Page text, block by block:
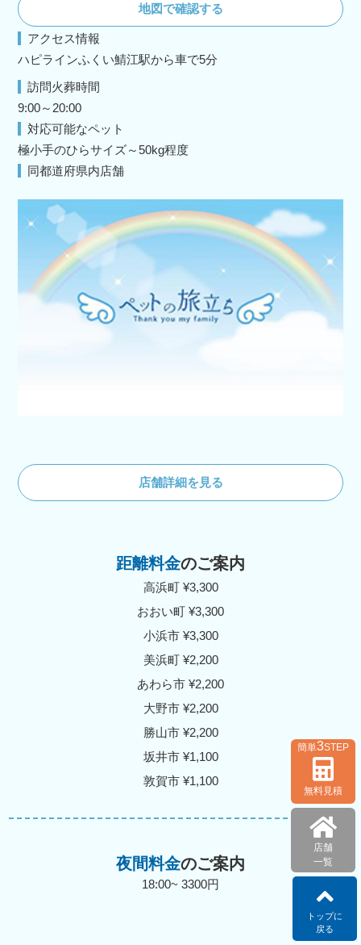
地図で確認する
アクセス情報
ハピラインふくい鯖江駅から車で5分
訪問火葬時間
9:00～20:00
対応可能なペット
極小手のひらサイズ～50kg程度
同都道府県内店舗
店舗詳細を見る
距離料金のご案内
高浜町 ¥3,300
おおい町 ¥3,300
小浜市 ¥3,300
美浜町 ¥2,200
あわら市 ¥2,200
大野市 ¥2,200
勝山市 ¥2,200
坂井市 ¥1,100
敦賀市 ¥1,100
夜間料金のご案内
18:00~ 3300円
簡単3STEP
無料見積
店舗
一覧
トップに
戻る